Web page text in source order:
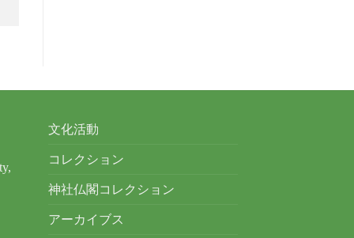
文化活動
コレクション
神社仏閣コレクション
アーカイブス